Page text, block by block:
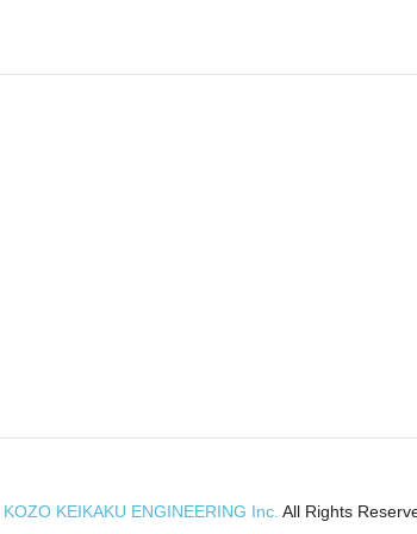
KOZO KEIKAKU ENGINEERING Inc. All Rights